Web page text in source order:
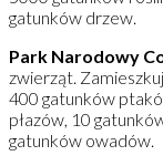
gatunków drzew.
Park Narodowy
zwierząt.
400 gatunków
płazów, 10
gatunków owadów.